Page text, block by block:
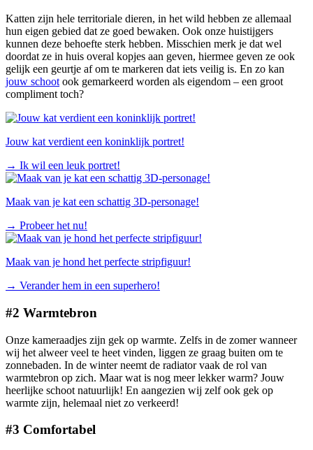
Katten zijn hele territoriale dieren, in het wild hebben ze allemaal
hun eigen gebied dat ze goed bewaken. Ook onze huistijgers
kunnen deze behoefte sterk hebben. Misschien merk je dat wel
doordat ze in huis overal kopjes aan geven, hiermee geven ze ook
gelijk een geurtje af om te markeren dat iets veilig is. En zo kan
jouw schoot ook gemarkeerd worden als eigendom – een groot
compliment toch?
Jouw kat verdient een koninklijk portret!
→ Ik wil een leuk portret!
Maak van je kat een schattig 3D-personage!
→ Probeer het nu!
Maak van je hond het perfecte stripfiguur!
→ Verander hem in een superhero!
#2 Warmtebron
Onze kameraadjes zijn gek op warmte. Zelfs in de zomer wanneer
wij het alweer veel te heet vinden, liggen ze graag buiten om te
zonnebaden. In de winter neemt de radiator vaak de rol van
warmtebron op zich. Maar wat is nog meer lekker warm? Jouw
heerlijke schoot natuurlijk! En aangezien wij zelf ook gek op
warmte zijn, helemaal niet zo verkeerd!
#3 Comfortabel